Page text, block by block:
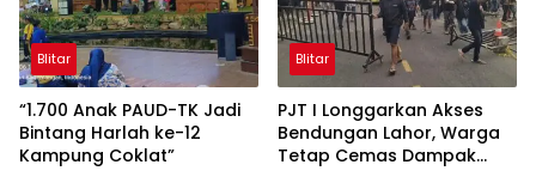
Blitar
“1.700 Anak PAUD-TK Jadi
Bintang Harlah ke-12
Kampung Coklat”
Blitar
PJT I Longgarkan Akses
Bendungan Lahor, Warga
Tetap Cemas Dampak